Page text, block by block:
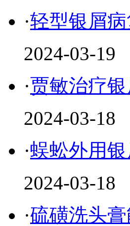
·轻型银屑
2024-03-19
·贾敏治疗
2024-03-18
·蜈蚣外用
2024-03-18
·硫磺洗头